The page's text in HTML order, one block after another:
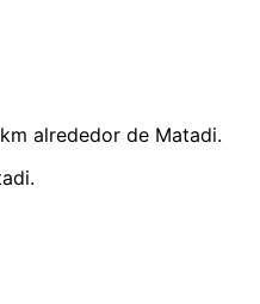
alrededor de Matadi.